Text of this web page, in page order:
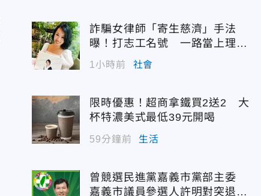
詐騙女律師「寄生慈濟」手法
曝！打志工名號 一路當上理事
長
1小時前 社會
限時優惠！超商拿鐵買2送2 大
杯特濃美式最低39元開喝
59分鐘前 生活
曾競選民進黨嘉義市黨部主委
嘉義市議員參選人許明對突退